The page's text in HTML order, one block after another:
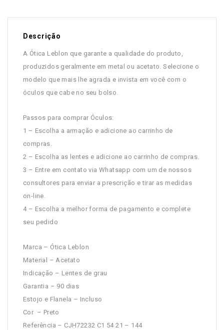
Descrição
A Ótica Leblon que garante a qualidade do produto,
produzidos geralmente em metal ou acetato. Selecione o
modelo que mais lhe agrada e invista em você com o
óculos que cabe no seu bolso.
Passos para comprar Óculos:
1 – Escolha a armação e adicione ao carrinho de
compras.
2 – Escolha as lentes e adicione ao carrinho de compras.
3 – Entre em contato via Whatsapp com um de nossos
consultores para enviar a prescrição e tirar as medidas
on-line.
4 – Escolha a melhor forma de pagamento e complete
seu pedido
Marca – Ótica Leblon
Material – Acetato
Indicação – Lentes de grau
Garantia – 90 dias
Estojo e Flanela – Incluso
Cor – Preto
Referência – CJH72232 C1 54 21 – 144